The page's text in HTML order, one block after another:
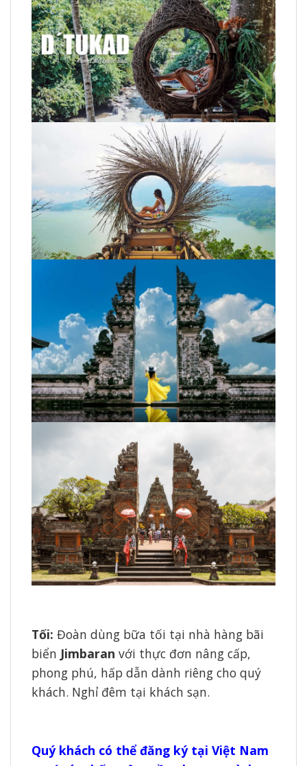
Tối: Đoàn dùng bữa tối tại nhà hàng bãi
biển Jimbaran với thực đơn nâng cấp,
phong phú, hấp dẫn dành riêng cho quý
khách. Nghỉ đêm tại khách sạn.
Quý khách có thể đăng ký tại Việt Nam